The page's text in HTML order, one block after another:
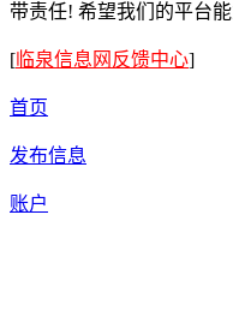
带责任! 希望我们的平台
[临泉信息网反馈中心]
首页
发布信息
账户